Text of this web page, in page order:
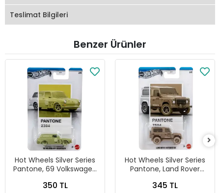
Teslimat Bilgileri
Benzer Ürünler
Hot Wheels Silver Series
Pantone, 69 Volkswagen
350 TL
Hot Wheels Silver Series
Pantone, Land Rover
345 TL